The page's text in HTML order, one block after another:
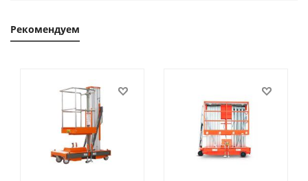
Рекомендуем